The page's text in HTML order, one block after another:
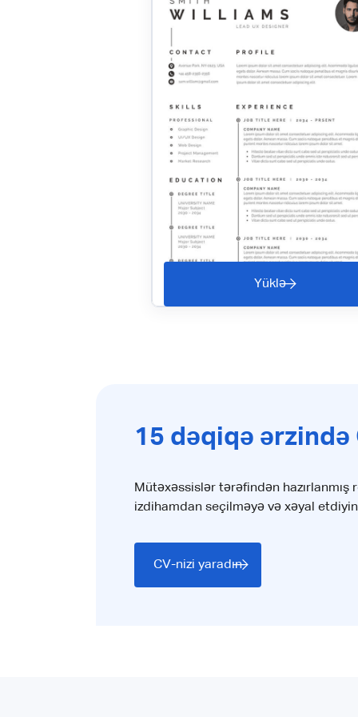
Yüklə
15 dəqiqə ərzində
Mütəxəssislər tərəfindən hazırlanmış
izdihamdan seçilməyə və xəyal
CV-nizi yaradın